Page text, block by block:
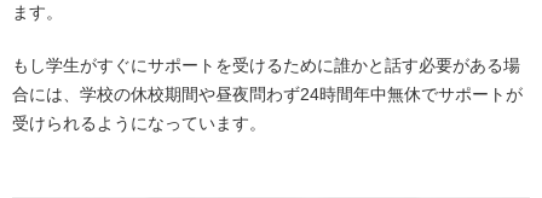
ます。
もし学生がすぐにサポートを受けるために誰かと話す必要がある場
合には、学校の休校期間や昼夜問わず24時間年中無休でサポートが
受けられるようになっています。